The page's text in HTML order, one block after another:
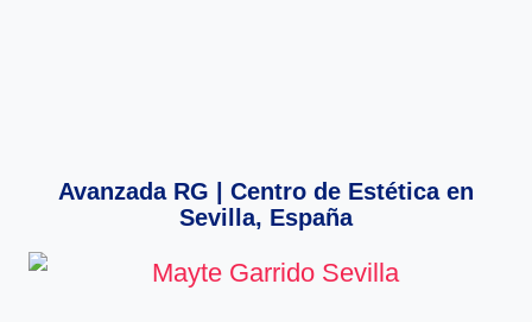
Avanzada RG | Centro de Estética en
Sevilla, España